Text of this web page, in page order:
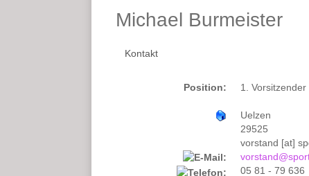
Michael Burmeister
Kontakt
Position: 1. Vorsitzender
Uelzen
29525
vorstand [at]
05 81 - 79 636